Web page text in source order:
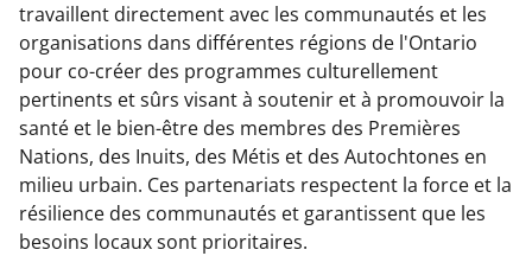
travaillent directement avec les communautés et les
organisations dans différentes régions de l'Ontario
pour co-créer des programmes culturellement
pertinents et sûrs visant à soutenir et à promouvoir la
santé et le bien-être des membres des Premières
Nations, des Inuits, des Métis et des Autochtones en
milieu urbain. Ces partenariats respectent la force et la
résilience des communautés et garantissent que les
besoins locaux sont prioritaires.